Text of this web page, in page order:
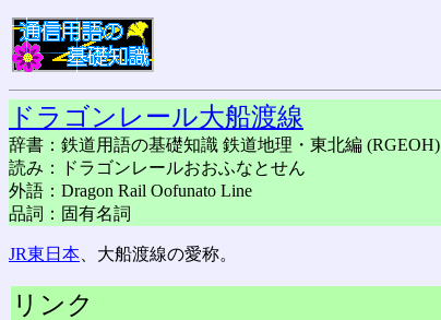
ドラゴンレール大船渡線
辞書：鉄道用語の基礎知識 鉄道地理・東北編 (RGEOH)
読み：ドラゴンレールおおふなとせん
外語：Dragon Rail Oofunato Line
品詞：固有名詞
JR東日本 、大船渡線の愛称。
リンク